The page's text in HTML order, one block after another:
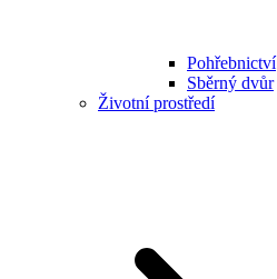
Pohřebnictví
Sběrný dvůr
Životní prostředí